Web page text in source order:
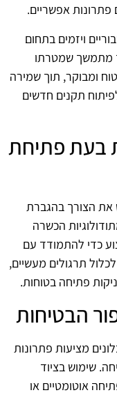
פתרונות אפשריים.
ויזמים בתחום
מתמשך שמטרתו
ומבוקר, תוך שמירה
תקנים חדשים
בעת פתיחת
הצורך בהגברת
הכשרה
כדי להתמודד עם
תרגולים מעשיים,
פתיחה בטוחות.
הבטיחות
מציעות פתרונות
שימוש בציוד
אוטומטיים או